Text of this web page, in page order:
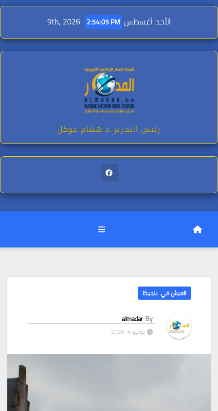
Skip
content
الأحد. أغسطس 9th, 2026 2:54:06 PM
رئيس التحرير .د هشام عوكل
العيش في بلجيكا
By
almadar
يوليو 4, 2026